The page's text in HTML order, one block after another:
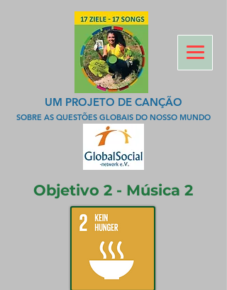
UM PROJETO DE CANÇÃO
SOBRE AS QUESTÕES GLOBAIS DO NOSSO MUNDO
Objetivo 2 - Música 2